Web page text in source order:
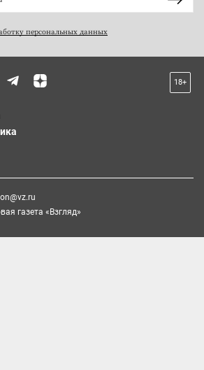
персональных данных
18+
газета «Взгляд»